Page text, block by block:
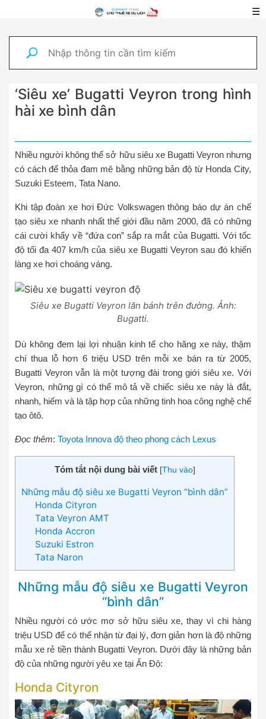
☰
‘Siêu xe’ Bugatti Veyron trong hình
hài xe bình dân
Nhiều người không thể sở hữu siêu xe Bugatti Veyron nhưng
có cách để thỏa đam mê bằng những bản độ từ Honda City,
Suzuki Esteem, Tata Nano.
Khi tập đoàn xe hơi Đức Volkswagen thông báo dự án chế
tạo siêu xe nhanh nhất thế giới đầu năm 2000, đã có những
cái cười khẩy về “đứa con” sắp ra mắt của Bugatti. Với tốc
độ tối đa 407 km/h của siêu xe Bugatti Veyron sau đó khiến
làng xe hơi choáng váng.
Siêu xe Bugatti Veyron lăn bánh trên đường. Ảnh:
Bugatti.
Dù không đem lại lợi nhuận kinh tế cho hãng xe này, thậm
chí thua lỗ hơn 6 triệu USD trên mỗi xe bán ra từ 2005,
Bugatti Veyron vẫn là một tượng đài trong giới siêu xe. Với
Veyron, những gì có thể mô tả về chiếc siêu xe này là đắt,
nhanh, hiếm và là tập hợp của những tinh hoa công nghệ chế
tạo ôtô.
Đọc thêm: Toyota Innova độ theo phong cách Lexus
Tóm tắt nội dung bài viết [Thu vào]
Những mẫu độ siêu xe Bugatti Veyron “bình dân”
Honda Cityron
Tata Veyron AMT
Honda Accron
Suzuki Estron
Tata Naron
Những mẫu độ siêu xe Bugatti Veyron
“bình dân”
Nhiều người có ước mơ sở hữu siêu xe, thay vì chi hàng
triệu USD để có thể nhận từ đại lý, đơn giản hơn là độ những
mẫu xe rẻ tiền thành Bugatti Veyron. Dưới đây là những bản
độ của những người yêu xe tại Ấn Độ:
Honda Cityron